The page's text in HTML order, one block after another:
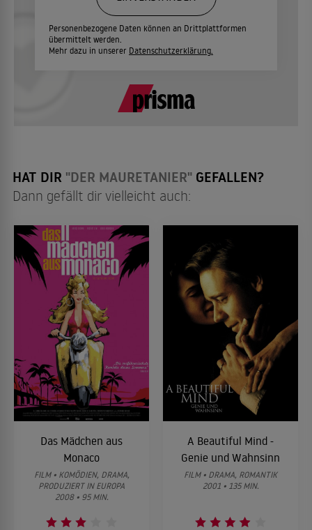
Personenbezogene Daten können an Drittplattformen
übermittelt werden.
Mehr dazu in unserer Datenschutzerklärung.
HAT DIR "DER MAURETANIER" GEFALLEN?
Dann gefällt dir vielleicht auch:
Das Mädchen aus
Monaco
FILM • KOMÖDIEN, DRAMA,
PRODUZIERT IN EUROPA
2008 • 95 MIN.
A Beautiful Mind -
Genie und Wahnsinn
FILM • DRAMA, ROMANTIK
2001 • 135 MIN.